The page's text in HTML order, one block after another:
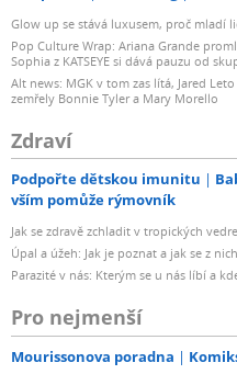
Glow up se stává luxusem, proč mladí
Pop Culture Wrap: Ariana Grande
Sophia z KATSEYE si dává pauzu od
Alt news: MGK v tom zas lítá, Jared
zemřely Bonnie Tyler a Mary Morello
Zdraví
Podpořte dětskou imunitu
vším pomůže rýmovník
Jak se zdravě zchladit v tropických
Úpal a úžeh: Jak je poznat a jak se z
Parazité v nás: Kterým se u nás líbí a
Pro nejmenší
Mourissonova poradna